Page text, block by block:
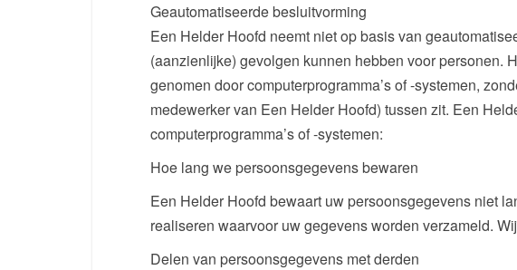
Geautomatiseerde besluitvorming
Een Helder Hoofd neemt niet op basis van
(aanzienlijke) gevolgen kunnen hebben voor personen.
genomen door computerprogramma’s of -systemen,
medewerker van Een Helder Hoofd) tussen zit. Een
computerprogramma’s of -systemen:
Hoe lang we persoonsgegevens bewaren
Een Helder Hoofd bewaart uw persoonsgegevens niet
realiseren waarvoor uw gegevens worden verzameld.
Delen van persoonsgegevens met derden